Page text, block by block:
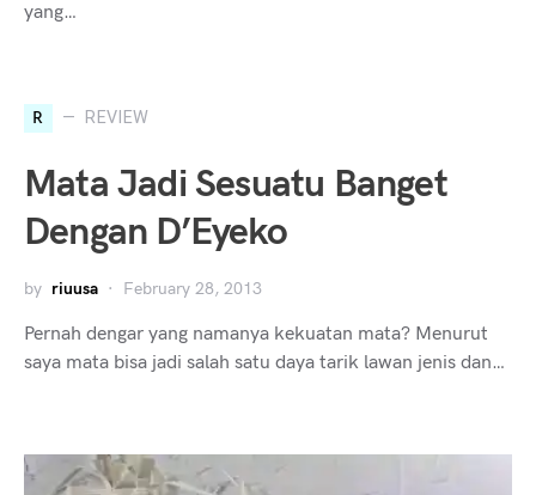
yang…
R REVIEW
Mata Jadi Sesuatu Banget
Dengan D’Eyeko
by riuusa February 28, 2013
Pernah dengar yang namanya kekuatan mata? Menurut
saya mata bisa jadi salah satu daya tarik lawan jenis dan…